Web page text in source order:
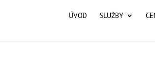
ÚVOD SLUŽBY